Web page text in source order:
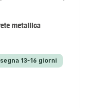
metallica
13-16 giorni